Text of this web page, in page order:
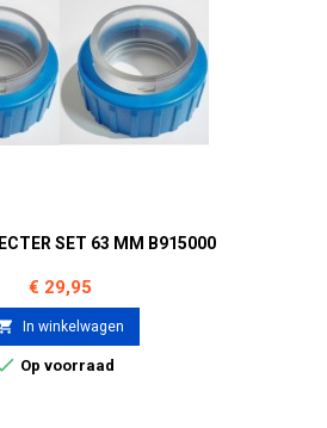
SET 63 MM B915000
Prijs
€ 29,95
In winkelwagen
Op voorraad